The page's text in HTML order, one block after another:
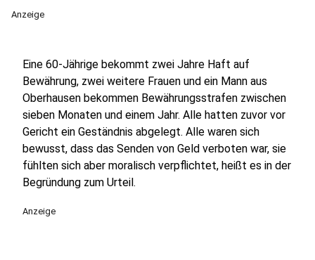
Anzeige
Eine 60-Jährige bekommt zwei Jahre Haft auf
Bewährung, zwei weitere Frauen und ein Mann aus
Oberhausen bekommen Bewährungsstrafen zwischen
sieben Monaten und einem Jahr. Alle hatten zuvor vor
Gericht ein Geständnis abgelegt. Alle waren sich
bewusst, dass das Senden von Geld verboten war, sie
fühlten sich aber moralisch verpflichtet, heißt es in der
Begründung zum Urteil.
Anzeige